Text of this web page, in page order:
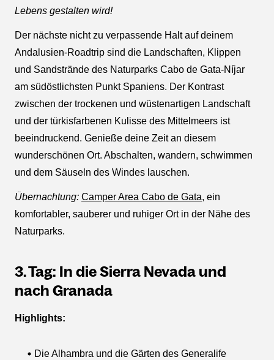
Lebens gestalten wird!
Der nächste nicht zu verpassende Halt auf deinem
Andalusien-Roadtrip sind die Landschaften, Klippen
und Sandstrände des Naturparks Cabo de Gata-Níjar
am südöstlichsten Punkt Spaniens. Der Kontrast
zwischen der trockenen und wüstenartigen Landschaft
und der türkisfarbenen Kulisse des Mittelmeers ist
beeindruckend. Genieße deine Zeit an diesem
wunderschönen Ort. Abschalten, wandern, schwimmen
und dem Säuseln des Windes lauschen.
Übernachtung: Camper Area Cabo de Gata, ein
komfortabler, sauberer und ruhiger Ort in der Nähe des
Naturparks.
3. Tag: In die Sierra Nevada und
nach Granada
Highlights:
Die Alhambra und die Gärten des Generalife